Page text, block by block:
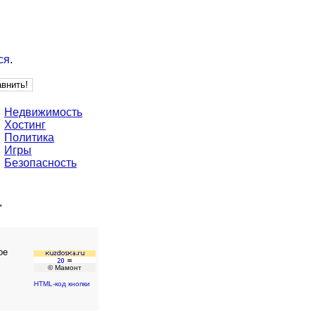
.
Недвижимость
Хостинг
Политика
Игры
Безопасность
© Мамонт
HTML-код кнопки